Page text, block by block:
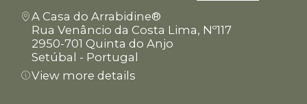
A Casa do Arrabidine®
Rua Venâncio da Costa Lima, Nº117
2950-701 Quinta do Anjo
Setúbal - Portugal
View more details